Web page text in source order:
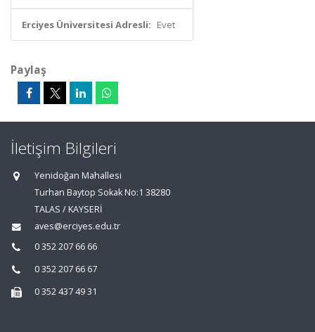
Erciyes Üniversitesi Adresli: Evet
Paylaş
İletişim Bilgileri
Yenidoğan Mahallesi
Turhan Baytop Sokak No:1 38280
TALAS / KAYSERİ
aves@erciyes.edu.tr
0 352 207 66 66
0 352 207 66 67
0 352 437 49 31